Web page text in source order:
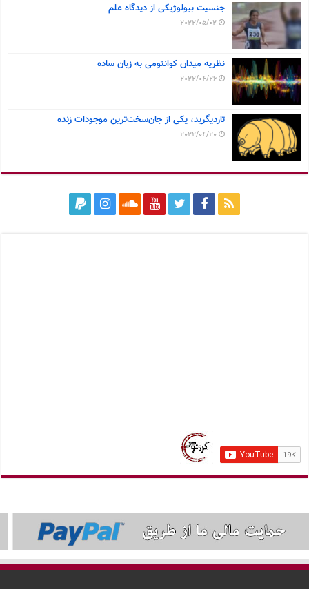
جنسیت بیولوژیکی از دیدگاه علم
2022/05/02
نظریه میدان کوانتومی به زبان ساده
2022/04/26
تاردیگرید، یکی از جان‌سخت‌ترین موجودات زنده
2022/04/20